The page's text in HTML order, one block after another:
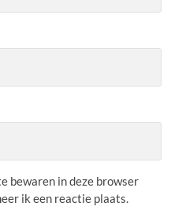
bewaren in deze browser
ik een reactie plaats.